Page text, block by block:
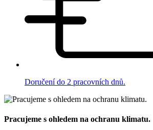
Doručení do 2 pracovních dnů.
Pracujeme s ohledem na ochranu klimatu.